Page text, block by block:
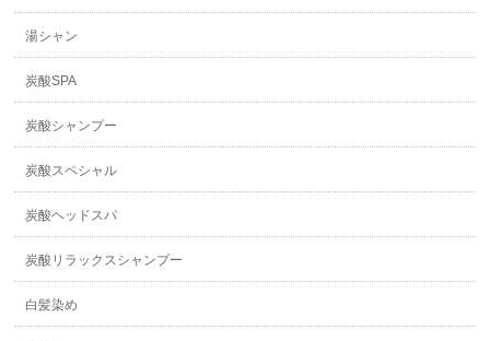
湯シャン
炭酸SPA
炭酸シャンプー
炭酸スペシャル
炭酸ヘッドスパ
炭酸リラックスシャンプー
白髪染め